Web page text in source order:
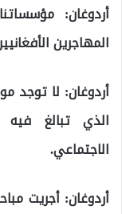
أردوغان:
المهاجرين
أردوغان: لا توجد
الذي تبالغ
الاجتماعي.
أردوغان: أجريت